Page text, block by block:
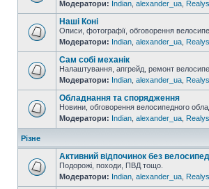
Модератори: Indian alexander_ua
Наші Коні
Описи, фотографії, обговорення
Модератори: Indian alexander_ua
Сам собі механік
Налаштування, апгрейд, ремонт
Модератори: Indian alexander_ua
Обладнання та спорядження
Новини, обговорення велосипедного
Модератори: Indian alexander_ua
Різне
Активний відпочинок без
Подорожі, походи, ПВД тощо.
Модератори: Indian alexander_ua